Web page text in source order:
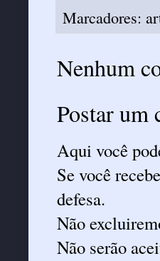
Marcadores:
Nenhum
Postar um
Aqui você
Se você
defesa.
Não
Não serão